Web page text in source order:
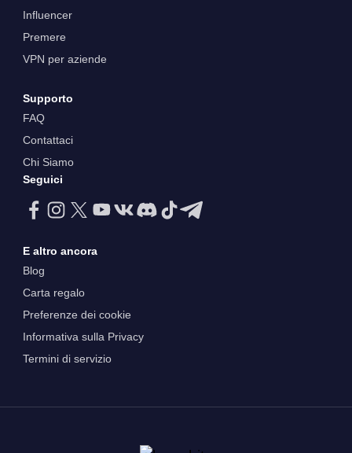
Influencer
Premere
VPN per aziende
Supporto
FAQ
Contattaci
Chi Siamo
Seguici
E altro ancora
Blog
Carta regalo
Preferenze dei cookie
Informativa sulla Privacy
Termini di servizio